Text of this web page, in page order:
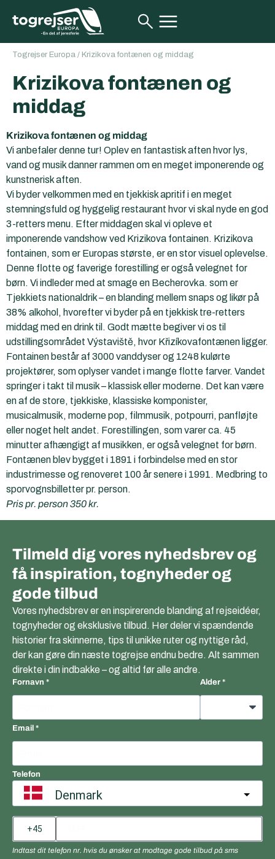
Togrejser Europa / Krizikova fontænen og middag
Krizikova fontænen og
middag
Krizikova fontænen og middag
Vi anbefaler denne tur! Oplev en fantastisk aften hvor lys,
vand og musik danner rammen om en meget imponerende og
kunstnerisk aften.
Vi byder velkommen med en tjekkisk apritif i en meget
stemningsfuld og hyggelig restaurant hvor vi skal nyde en god
3-retters menu. Efter middagen skal vi opleve et
imponerende vandshow ved Krizikova fontainen. Krizikova
fontainen, som er Europas største, er en stor visuel oplevelse.
Denne flotte og faverige forestilling er også velegnet for
børn. Vi indleder med at smage en Becherovka. som er
Tjekkiets nationaldrik – en blanding mellem snaps og likør på
38% alkohol, hvorefter vi byder på en tjekkisk tre-retters
middag med en drink til. Godt mætte begiver vi os til
udstillingsområdet Výstaviště, hvor Křizíkovafontænen ligger.
Fontainen består af 3000 vanddyser og 1248 kulørte
projektører, som oplyser vandet i mange flotte farver. Vandet
springer i takt til musik – klassisk eller moderne. Det kan være
en af de store, tjekkiske, klassiske komponister,
musicalmusik, moderne pop, filmmusik, potpourri, panfløjte
eller noget helt andet. Forestillingen, som varer ca. 45
minutter afhængigt af musikken, er også velegnet for børn.
Fontænen blev bygget i 1891 i forbindelse med en stor
industrimesse og renoveret 100 år senere i 1991. Medbring to
sporvognsbilletter pr. person.
Pris pr. person 350 kr.
Tilmeld dig vores nyhedsbrev og
få inspiration, tognyheder og
gode tilbud
Vores nyhedsbrev er en inspirerende blanding af rejseidéer,
tognyheder og eksklusive tilbud. Her deler vi spændende
historier fra skinnerne, tips til unikke ruter og nyttige råd,
der kan gøre din næste togrejse endnu bedre. Alt sammen
direkte i din indbakke – og altid før alle andre.
Fornavn Alder
Email
Telefon
Denmark
Indtast dit telefon nr. hvis du ønsker at modtage gode tilbud på sms